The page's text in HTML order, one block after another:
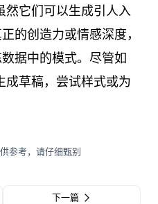
然它们可以生成引人入
的创造力或情感深度，
据中的模式。尽管如
成草稿，尝试样式或为
参考，请仔细甄别
下一篇